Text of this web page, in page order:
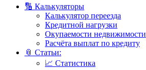
🔢 Калькуляторы
Калькулятор переезда
Кредитной нагрузки
Окупаемости недвижимости
Расчёта выплат по кредиту
📎 Статьи:
📈 Статистика